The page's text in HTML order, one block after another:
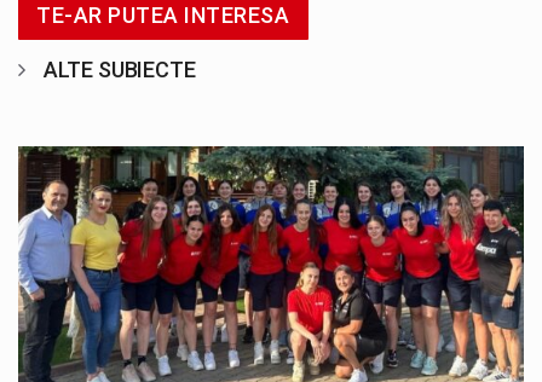
TE-AR PUTEA INTERESA
ALTE SUBIECTE